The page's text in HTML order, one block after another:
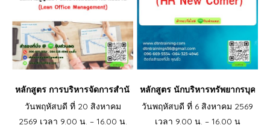
หลักสูตร การบริหารจัดการสำนักงานแบบลีน เพื่อเพิ่มประสิทธิภาพ ล
วันพฤหัสบดี ที่ 20 สิงหาคม
2569 เวลา 9.00 น. – 16.00 น.
หลักสูตร นักบริหารทรัพยากรบุคคล
วันพฤหัสบดี ที่ 6 สิงหาคม 2569
เวลา 9.00 น. – 16.00 น